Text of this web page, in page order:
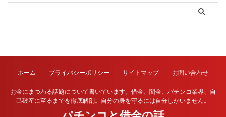
ホーム プライバシーポリシー サイトマップ お問い合わせ
お金にまつわる話題について書いています。借金、闇金、パチンコ業界、自
己破産に至るまでを徹底解剖。自分の身を守るには自分しかいません。